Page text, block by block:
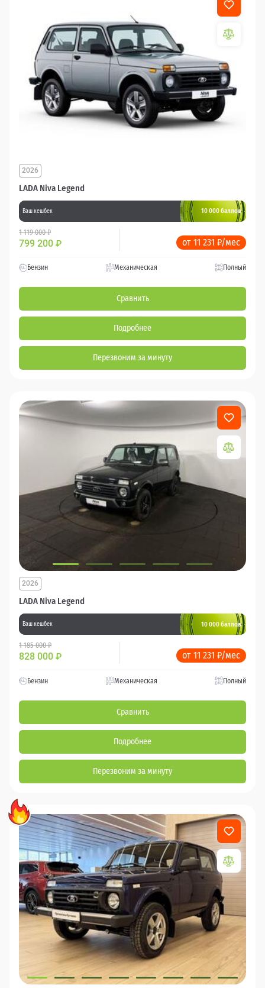
LADA Niva Legend
2026
Ваш кешбек 10 000 баллов
1 119 000 ₽
799 200 ₽ от 11 231 ₽/мес
Бензин Механическая Полный
Сравнить
Подробнее
Перезвоним за минуту
LADA Niva Legend
2026
Ваш кешбек 10 000 баллов
1 185 000 ₽
828 000 ₽ от 11 231 ₽/мес
Бензин Механическая Полный
Сравнить
Подробнее
Перезвоним за минуту